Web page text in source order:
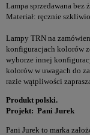
Lampa sprzedawana bez
Materiał: ręcznie
Lampy TRN na
konfiguracjach kolorów
wyborze innej
kolorów w uwagach do
razie wątpliwości
Produkt polski.
Projekt: Pani Jurek
Pani Jurek to marka